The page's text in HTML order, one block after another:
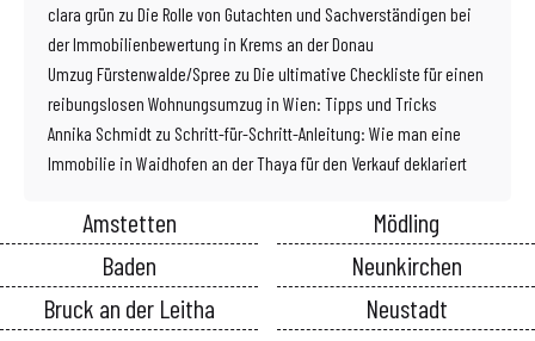
clara grün zu Die Rolle von Gutachten und Sachverständigen bei
der Immobilienbewertung in Krems an der Donau
Umzug Fürstenwalde/Spree zu Die ultimative Checkliste für einen
reibungslosen Wohnungsumzug in Wien: Tipps und Tricks
Annika Schmidt zu Schritt-für-Schritt-Anleitung: Wie man eine
Immobilie in Waidhofen an der Thaya für den Verkauf deklariert
Amstetten
Baden
Bruck an der Leitha
Mödling
Neunkirchen
Neustadt